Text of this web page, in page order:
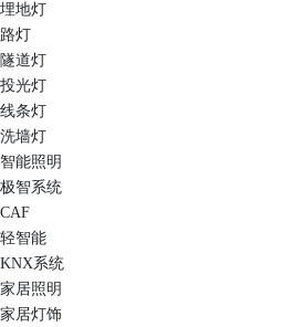
埋地灯
路灯
隧道灯
投光灯
线条灯
洗墙灯
智能照明
极智系统
CAF
轻智能
KNX系统
家居照明
家居灯饰